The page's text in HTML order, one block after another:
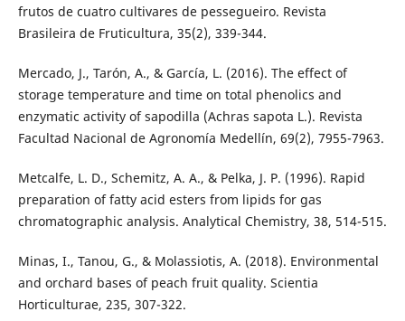
frutos de cuatro cultivares de pessegueiro. Revista
Brasileira de Fruticultura, 35(2), 339-344.
Mercado, J., Tarón, A., & García, L. (2016). The effect of
storage temperature and time on total phenolics and
enzymatic activity of sapodilla (Achras sapota L.). Revista
Facultad Nacional de Agronomía Medellín, 69(2), 7955-7963.
Metcalfe, L. D., Schemitz, A. A., & Pelka, J. P. (1996). Rapid
preparation of fatty acid esters from lipids for gas
chromatographic analysis. Analytical Chemistry, 38, 514-515.
Minas, I., Tanou, G., & Molassiotis, A. (2018). Environmental
and orchard bases of peach fruit quality. Scientia
Horticulturae, 235, 307-322.